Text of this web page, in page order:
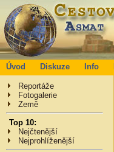
Úvod Diskuze Info
Reportáže
Fotogalerie
Země
Top 10:
Nejčtenější
Nejprohlíženější